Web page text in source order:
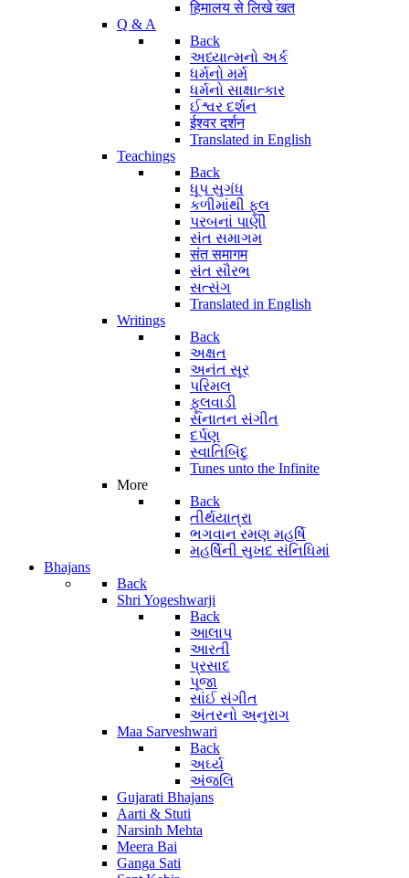
हिमालय से लिखे खत
Q & A
Back
અધ્યાત્મનો અર્ક
ધર્મનો મર્મ
ધર્મનો સાક્ષાત્કાર
ઈશ્વર દર્શન
ईश्वर दर्शन
Translated in English
Teachings
Back
ધૂપ સુગંધ
કળીમાંથી ફૂલ
પરબનાં પાણી
સંત સમાગમ
संत समागम
સંત સૌરભ
સત્સંગ
Translated in English
Writings
Back
અક્ષત
અનંત સૂર
પરિમલ
ફૂલવાડી
સનાતન સંગીત
દર્પણ
સ્વાતિબિંદુ
Tunes unto the Infinite
More
Back
તીર્થયાત્રા
ભગવાન રમણ મહર્ષિ
મહર્ષિની સુખદ સંનિધિમાં
Bhajans
Back
Shri Yogeshwarji
Back
આલાપ
આરતી
પ્રસાદ
પૂજા
સાંઈ સંગીત
અંતરનો અનુરાગ
Maa Sarveshwari
Back
અર્ઘ્ય
અંજલિ
Gujarati Bhajans
Aarti & Stuti
Narsinh Mehta
Meera Bai
Ganga Sati